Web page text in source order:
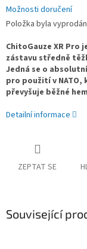
Možnosti doručení
Položka byla
ChitoGauze XR Pro
zástavu středně
Jedná se o
pro použití v
převyšuje běžné
Detailní informace
ZEPTAT SE
Související